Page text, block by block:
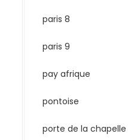
paris 8
paris 9
pay afrique
pontoise
porte de la chapelle